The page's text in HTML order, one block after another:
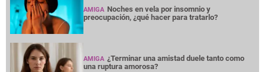
AMIGA Noches en vela por insomnio y
preocupación, ¿qué hacer para tratarlo?
AMIGA ¿Terminar una amistad duele tanto como
una ruptura amorosa?